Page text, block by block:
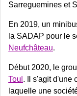
Sarreguemines et
En 2019, un
la SADAP pour le
Neufchâteau.
Début 2020, le
Toul . Il s'agit d'une
laquelle une